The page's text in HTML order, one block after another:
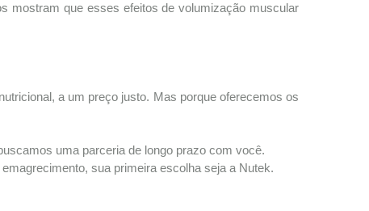
mostram que esses efeitos de volumização muscular
a um preço justo. Mas porque oferecemos os
uma parceria de longo prazo com você.
sua primeira escolha seja a Nutek.